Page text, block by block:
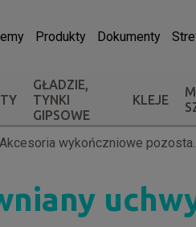
Produkty Dokumenty
GŁADZIE,
TYNKI
GIPSOWE
KLEJE
Akcesoria wykończniowe